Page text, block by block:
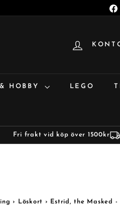
HOBBY LEGO
Fri frakt vid köp över 1500kr
› Löskort › Estrid, the Masked -